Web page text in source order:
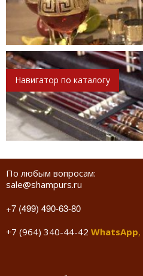
Навигатор по каталогу
По любым вопросам:
sale@shampurs.ru
+7 (499) 490-63-80
+7 (964) 340-44-42 WhatsApp,